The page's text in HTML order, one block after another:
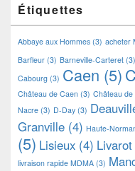
Étiquettes
Abbaye aux Hommes (3) acheter
Barfleur (3) Barneville-Carteret (3)
Cabourg (3) Caen (5)
Château de Caen (3) Château de
Nacre (3) D-Day (3)
Granville (4) Haute-
(5) Lisieux (4) Livarot
livraison rapide MDMA (3)